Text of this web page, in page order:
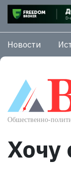
Новости
Хочу